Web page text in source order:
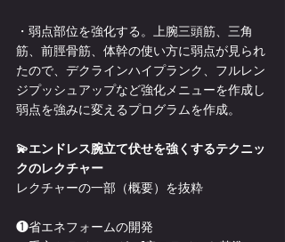
・弱点部位を強化する。上腕三頭筋、三角
筋、前脛骨筋、体幹の使い方に弱点が見られ
たので、デクラインハイプランク、フルレン
ジプッシュアップなど強化メニューを作成し
弱点を強みに変えるプログラムを作成。
💫エンドレス腕立て伏せを強くするテクニッ
クのレクチャー
レクチャーの一部（概要）を抜粋
❶省エネフォームの開発